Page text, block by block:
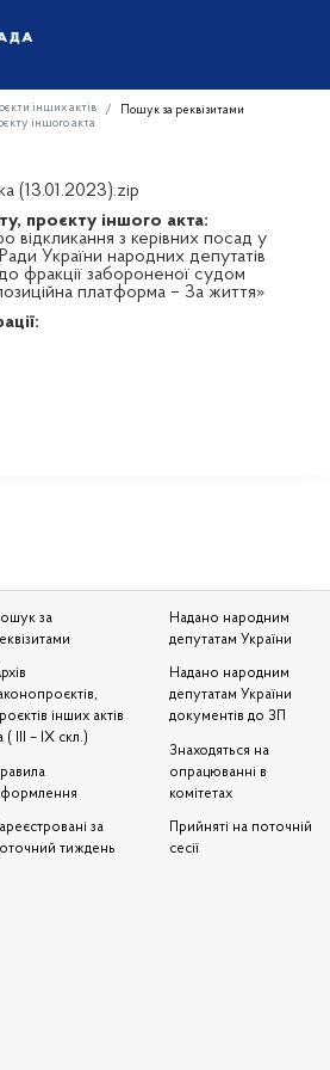
інших актів
Пошук за реквізитами
іншого акта
(13.01.2023).zip
проєкту іншого акта:
відкликання з керівних посад у
України народних депутатів
фракції забороненої судом
платформа – За життя»
за
інших актів
( III – IX скл.)
за
тиждень
Надано народним
депутатам України
Надано народним
депутатам України
документів до ЗП
Знаходяться на
опрацюванні в
комітетах
Прийняті на поточній
сесії